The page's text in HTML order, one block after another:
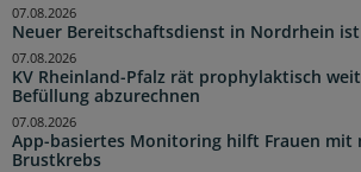
Neuer Bereitschaftsdienst in Nordrhein
07.08.2026
KV Rheinland-Pfalz rät prophylaktisch
Befüllung abzurechnen
07.08.2026
App-basiertes Monitoring hilft Frauen mit
Brustkrebs
07.08.2026